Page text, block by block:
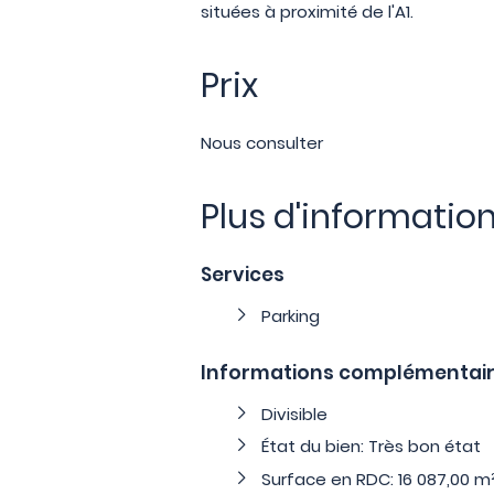
situées à proximité de l'A1.
Prix
Nous consulter
Plus
Services
Parking
Informations
Divisible
État du bien: Très bon état
Surface en RDC: 16 087,00